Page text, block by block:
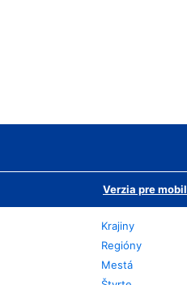
Verzia pre mobil
Krajiny
Regióny
Mestá